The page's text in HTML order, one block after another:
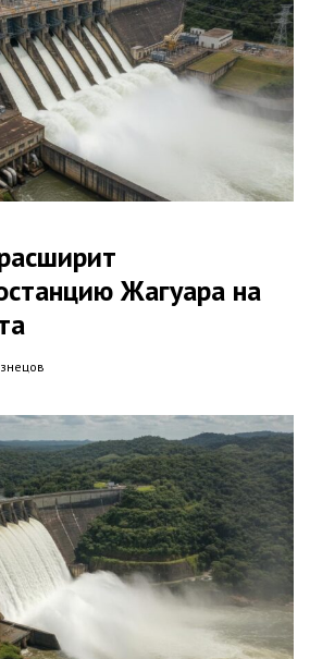
Жагуара на